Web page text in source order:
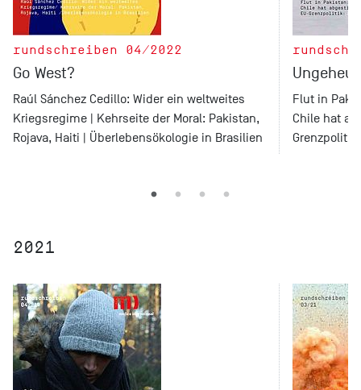
rundschreiben 04/2022
Go West?
Raúl Sánchez Cedillo: Wider ein weltweites
Kriegsregime | Kehrseite der Moral: Pakistan,
Rojava, Haiti | Überlebensökologie in Brasilien
Flut in
Chile hat
2021